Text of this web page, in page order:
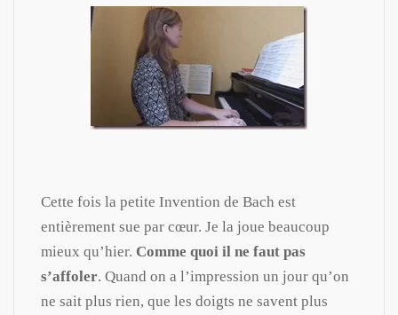
Cette fois la petite Invention de Bach est
entièrement sue par cœur. Je la joue beaucoup
mieux qu’hier. Comme quoi il ne faut pas
s’affoler. Quand on a l’impression un jour qu’on
ne sait plus rien, que les doigts ne savent plus